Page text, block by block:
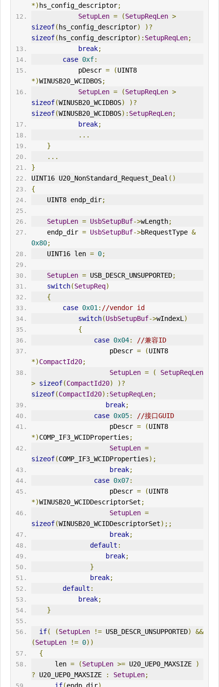
*) hs_config_descriptor;
SetupLen = (SetupReqLen >
sizeof( hs_config_descriptor)
)?
sizeof( hs_config_descriptor): SetupReqLen;
break;
case 0xf:
            pDescr
= (
UINT8
*)WINUSB20_WCIDBOS;
SetupLen = (SetupReqLen >
sizeof(WINUSB20_WCIDBOS)
)?
sizeof(WINUSB20_WCIDBOS): SetupReqLen;
break;
...
}
...
}
UINT16 U20_NonStandard_ Request _Deal ()
{
    UINT8 endp_dir
;
SetupLen = UsbSetupBuf->wLength;
    endp_dir
= UsbSetupBuf->bRequestType &
0x80;
    UINT16 len
= 0;
SetupLen = USB_DESCR_UNSUPPORTED;
switch(SetupReq)
{
case 0x01 : //vendor id
switch(UsbSetupBuf->wIndexL )
{
case 0x04:
//兼容ID
                    pDescr
= (
UINT8
*)CompactId20;
SetupLen = (
SetupReqLen
> sizeof(CompactId20)
)?
sizeof(CompactId20): SetupReqLen;
break;
case 0x05:
//接口GUID
                    pDescr
= (
UINT8
*)COMP_IF3_WCIDProperties ;
SetupLen =
sizeof(COMP_IF3_WCIDProperties);
break;
case 0x07:
                    pDescr
= (
UINT8
*)WINUSB20_WCIDDescriptorSet ;
SetupLen =
sizeof(WINUSB20_WCIDDescriptorSet);;
break;
default :
break;
}
break;
default :
break;
}
if( (SetupLen != USB_DESCR_UNSUPPORTED)
&&
(SetupLen != 0))
{
      len
= (SetupLen >= U20_UEP0_MAXSIZE
)
? U20_UEP0_MAXSIZE : SetupLen;
if(endp_dir)